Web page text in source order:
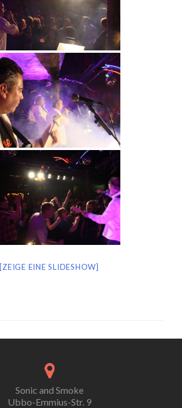
[ZEIGE EINE SLIDESHOW]
Sonic and Smoke
Ubbo-Emmius-Str. 9